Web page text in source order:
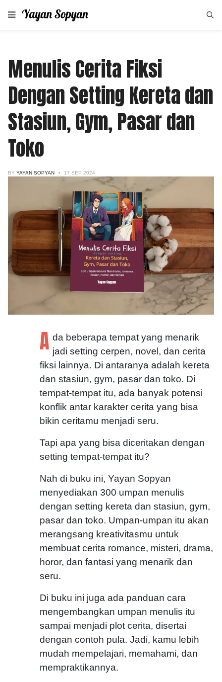
Menulis Cerita Fiksi
Dengan Setting Kereta dan
Stasiun, Gym, Pasar dan
Toko
BY YAYAN SOPYAN 17 SEP 2024
A da beberapa tempat yang menarik
jadi setting cerpen, novel, dan cerita
fiksi lainnya. Di antaranya adalah kereta
dan stasiun, gym, pasar dan toko. Di
tempat-tempat itu, ada banyak potensi
konflik antar karakter cerita yang bisa
bikin ceritamu menjadi seru.
Tapi apa yang bisa diceritakan dengan
setting tempat-tempat itu?
Nah di buku ini, Yayan Sopyan
menyediakan 300 umpan menulis
dengan setting kereta dan stasiun, gym,
pasar dan toko. Umpan-umpan itu akan
merangsang kreativitasmu untuk
membuat cerita romance, misteri, drama,
horor, dan fantasi yang menarik dan
seru.
Di buku ini juga ada panduan cara
mengembangkan umpan menulis itu
sampai menjadi plot cerita, disertai
dengan contoh pula. Jadi, kamu lebih
mudah mempelajari, memahami, dan
mempraktikannya.